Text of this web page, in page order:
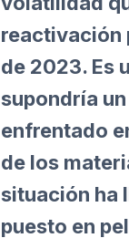
reactivación
de 2023. Es
supondría
enfrentado
de los
situación ha
puesto en